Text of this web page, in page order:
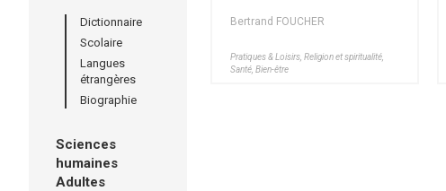
Dictionnaire
Scolaire
Langues
étrangères
Biographie
Sciences
humaines
Adultes
Bertrand FOUCHER
Pratiques & Loisirs, Religion et spiritualité,
Santé, Bien-être